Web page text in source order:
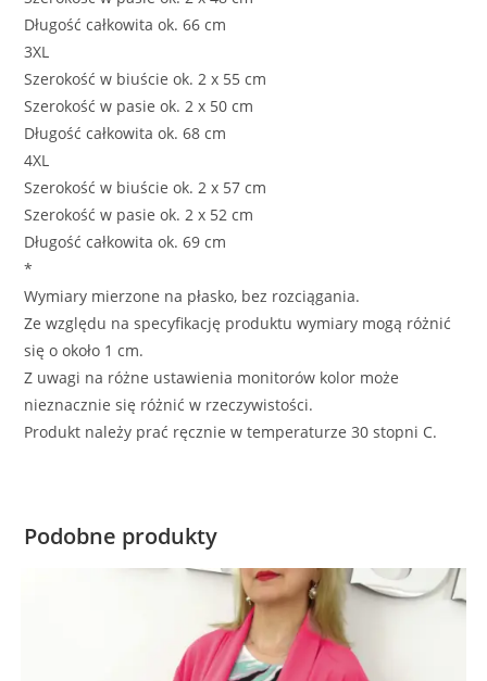
Długość całkowita ok. 66 cm
3XL
Szerokość w biuście ok. 2 x 55 cm
Szerokość w pasie ok. 2 x 50 cm
Długość całkowita ok. 68 cm
4XL
Szerokość w biuście ok. 2 x 57 cm
Szerokość w pasie ok. 2 x 52 cm
Długość całkowita ok. 69 cm
*
Wymiary mierzone na płasko, bez rozciągania.
Ze względu na specyfikację produktu wymiary mogą różnić
się o około 1 cm.
Z uwagi na różne ustawienia monitorów kolor może
nieznacznie się różnić w rzeczywistości.
Produkt należy prać ręcznie w temperaturze 30 stopni C.
Podobne produkty